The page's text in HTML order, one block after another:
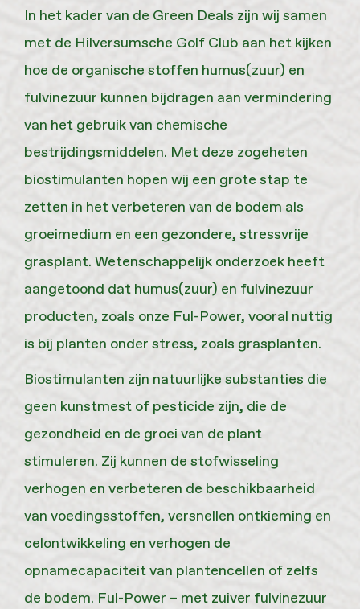
In het kader van de Green Deals zijn wij samen
met de Hilversumsche Golf Club aan het kijken
hoe de organische stoffen humus(zuur) en
fulvinezuur kunnen bijdragen aan vermindering
van het gebruik van chemische
bestrijdingsmiddelen. Met deze zogeheten
biostimulanten hopen wij een grote stap te
zetten in het verbeteren van de bodem als
groeimedium en een gezondere, stressvrije
grasplant. Wetenschappelijk onderzoek heeft
aangetoond dat humus(zuur) en fulvinezuur
producten, zoals onze Ful-Power, vooral nuttig
is bij planten onder stress, zoals grasplanten.
Biostimulanten zijn natuurlijke substanties die
geen kunstmest of pesticide zijn, die de
gezondheid en de groei van de plant
stimuleren. Zij kunnen de stofwisseling
verhogen en verbeteren de beschikbaarheid
van voedingsstoffen, versnellen ontkieming en
celontwikkeling en verhogen de
opnamecapaciteit van plantencellen of zelfs
de bodem. Ful-Power – met zuiver fulvinezuur